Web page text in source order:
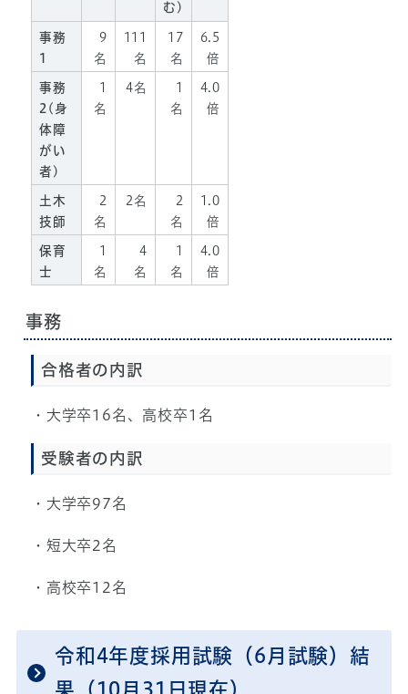
む)
事務
1
9
名
111
名
17
名
6.5
倍
事務
2(身
体障
がい
者)
1
名
4名
1
名
4.0
倍
土木
技師
2
名
2名
2
名
1.0
倍
保育
士
1
名
4
名
1
名
4.0
倍
事務
合格者の内訳
・大学卒16名、高校卒1名
受験者の内訳
・大学卒97名
・短大卒2名
・高校卒12名
令和4年度採用試験（6月試験）結
果（10月31日現在）